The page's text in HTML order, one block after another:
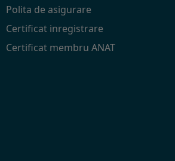
Polita de asigurare
Certificat inregistrare
Certificat membru ANAT